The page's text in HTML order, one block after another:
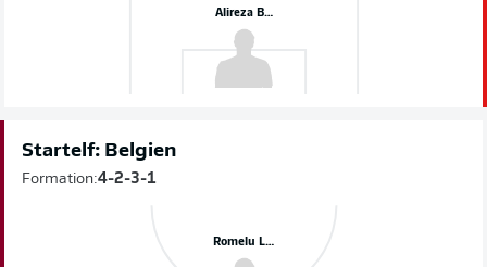
Alireza Beiranvand
Startelf: Belgien
Formation:4-2-3-1
Romelu Lukaku